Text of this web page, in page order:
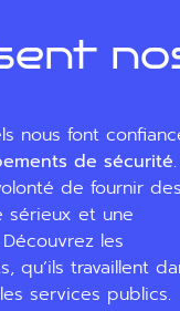
nous font
de sécurité.
de fournir des
sérieux et une
les
qu’ils travaillent
services publics.